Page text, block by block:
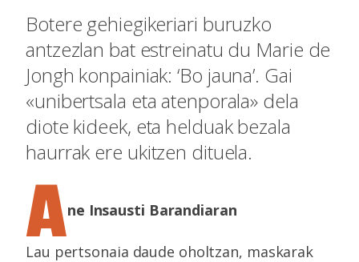
Botere gehiegikeriari buruzko
antzezlan bat estreinatu du Marie de
Jongh konpainiak: ‘Bo jauna’. Gai
«unibertsala eta atenporala» dela
diote kideek, eta helduak bezala
haurrak ere ukitzen dituela.
Ane Insausti Barandiaran
Lau pertsonaia daude oholtzan, maskarak